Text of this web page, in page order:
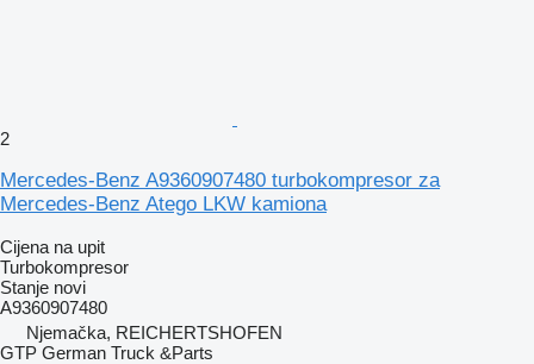
2
Mercedes-Benz A9360907480 turbokompresor za
Mercedes-Benz Atego LKW kamiona
Cijena na upit
Turbokompresor
Stanje novi
A9360907480
Njemačka, REICHERTSHOFEN
GTP German Truck &Parts